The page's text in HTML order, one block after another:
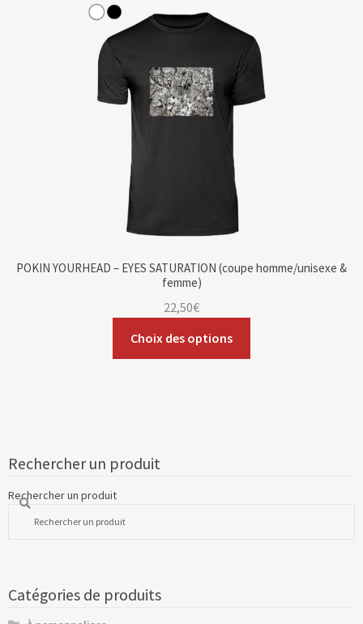
POKIN YOURHEAD – EYES SATURATION (coupe homme/unisexe &
femme)
22,50€
Choix des options
Rechercher un produit
Rechercher un produit
Catégories de produits